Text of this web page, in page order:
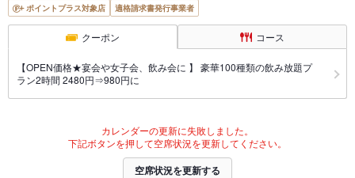
ポイントプラス対象店
適格請求書発行事業者
クーポン コース
【OPEN価格★宴会や女子会、飲み会に 】 豪華100種類の飲み放題プ
ラン2時間 2480円⇒980円に
カレンダーの更新に失敗しました。
下記ボタンを押して空席状況を更新してください。
空席状況を更新する